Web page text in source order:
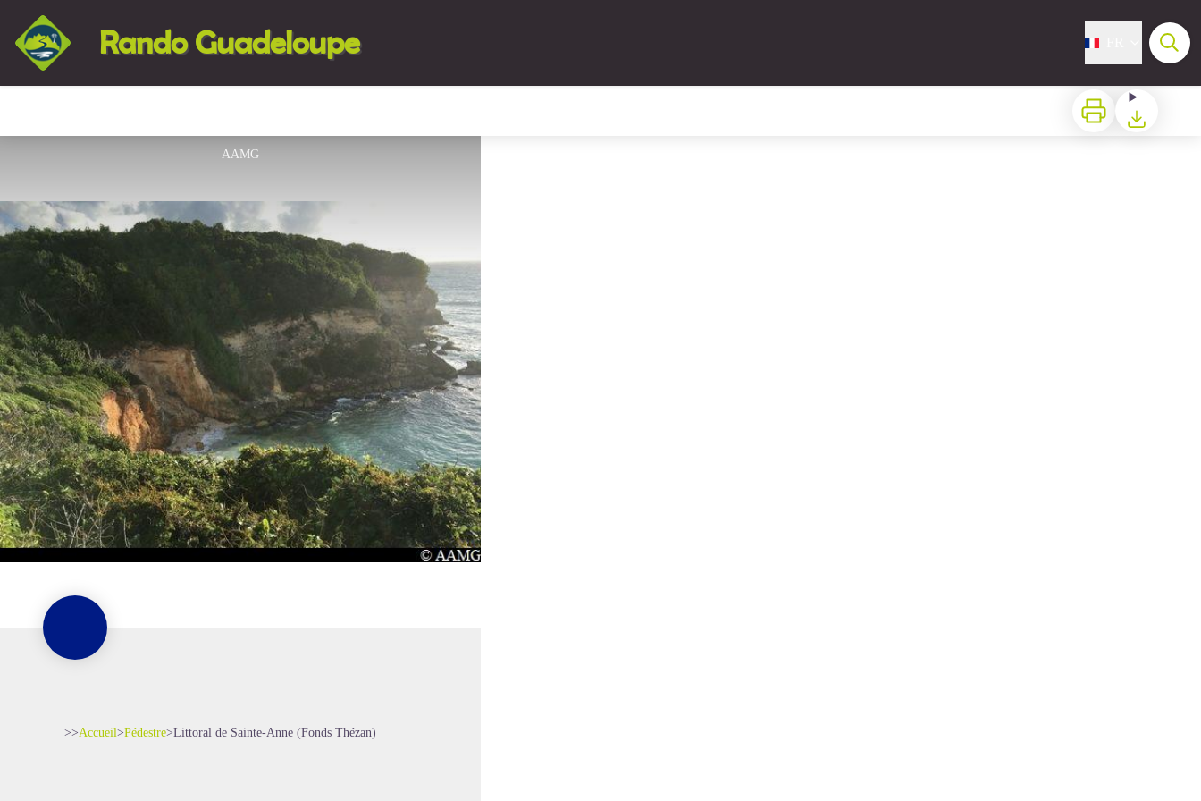
Rando Guadeloupe
Imprimer Télécharger
AAMG
>>Accueil>Pédestre>Littoral de Sainte-Anne (Fonds Thézan)